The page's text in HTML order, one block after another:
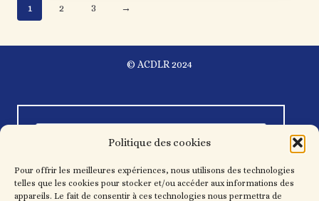
Politique des cookies
Pour offrir les meilleures expériences, nous utilisons des technologies
telles que les cookies pour stocker et/ou accéder aux informations des
appareils. Le fait de consentir à ces technologies nous permettra de
1 2 3 →
© ACDLR 2024